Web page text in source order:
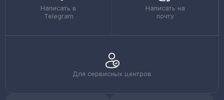
Написать в
Telegram
Написать на
почту
Для сервисных центров